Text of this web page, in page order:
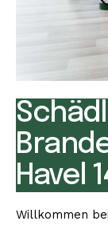
Havel
Willkommen